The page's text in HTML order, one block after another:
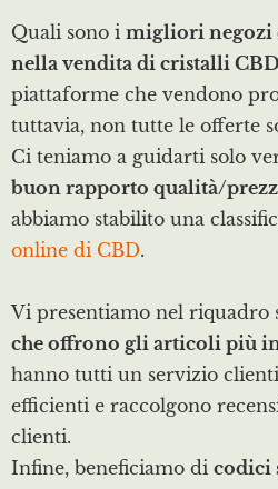
Quali sono i migliori negozi
nella vendita di cristalli CBD
piattaforme che vendono
tuttavia, non tutte le offerte
Ci teniamo a guidarti solo
buon rapporto qualità/
abbiamo stabilito una
online di CBD.
Vi presentiamo nel riquadro
che offrono gli articoli più
hanno tutti un servizio
efficienti e raccolgono
clienti.
Infine, beneficiamo di codici